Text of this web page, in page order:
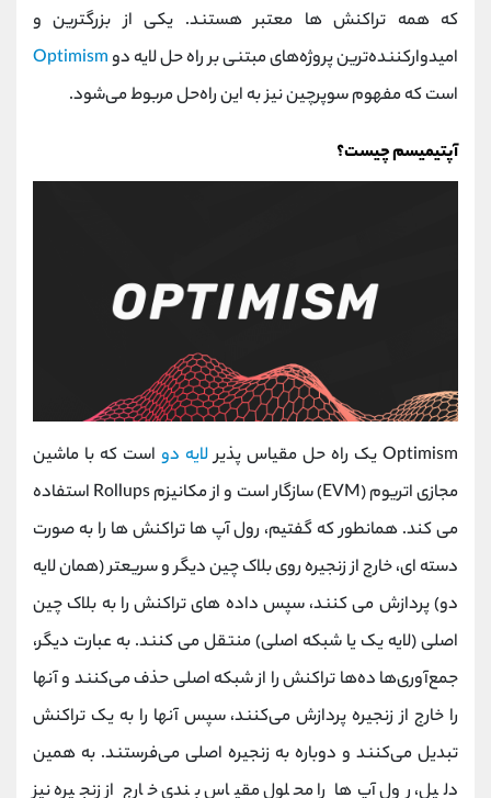
که همه تراکنش ها معتبر هستند. یکی از بزرگترین و
امیدوارکننده‌ترین پروژه‌های مبتنی بر راه‌ حل لایه دوOptimism
است که مفهوم سوپرچین نیز به این راه‌حل مربوط می‌شود.
آپتیمیسم چیست؟
Optimism یک راه حل مقیاس پذیر لایه دو است که با ماشین
مجازی اتریوم (EVM) سازگار است و از مکانیزم Rollups استفاده
می کند. همانطور که گفتیم، رول آپ ها تراکنش ها را به صورت
دسته ای، خارج از زنجیره روی بلاک چین دیگر و سریعتر (همان لایه
دو) پردازش می کنند، سپس داده های تراکنش را به بلاک چین
اصلی (لایه یک یا شبکه اصلی) منتقل می کنند. به عبارت دیگر،
جمع‌آوری‌ها ده‌ها تراکنش را از شبکه اصلی حذف می‌کنند و آنها
را خارج از زنجیره پردازش می‌کنند، سپس آنها را به یک تراکنش
تبدیل می‌کنند و دوباره به زنجیره اصلی می‌فرستند. به همین
دلیل، رول‌ آپ‌ها را محلول مقیاس‌ بندی خارج از زنجیره نیز